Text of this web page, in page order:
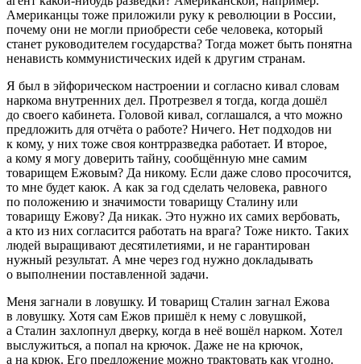
Американцы тоже приложили руку к революции в России,
почему они не могли приобрести себе человека, который
станет руководителем государства? Тогда может быть понятна
ненависть коммунистических идей к другим странам.
Я был в эйфорическом настроении и согласно кивал словам
наркома внутренних дел. Протрезвел я тогда, когда дошёл
до своего кабинета. Головой кивал, соглашался, а что можно
предложить для отчёта о работе? Ничего. Нет подходов ни
к кому, у них тоже своя контрразведка работает. И второе,
а кому я могу доверить тайну, сообщённую мне самим
товарищем Ежовым? Да никому. Если даже слово просочится,
то мне будет каюк. А как за год сделать человека, равного
по положению и значимости товарищу Сталину или
товарищу Ежову? Да никак. Это нужно их самих вербовать,
а кто из них согласится работать на врага? Тоже никто. Таких
людей выращивают десятилетиями, и не гарантирован
нужный результат. А мне через год нужно докладывать
о выполнении поставленной задачи.
Меня загнали в ловушку. И товарищ Сталин загнал Ежова
в ловушку. Хотя сам Ежов пришёл к нему с ловушкой,
а Сталин захлопнул дверку, когда в неё вошёл нарком. Хотел
выслужиться, а попал на крючок. Даже не на крючок,
а на крюк. Его предложение можно трактовать как угодно.